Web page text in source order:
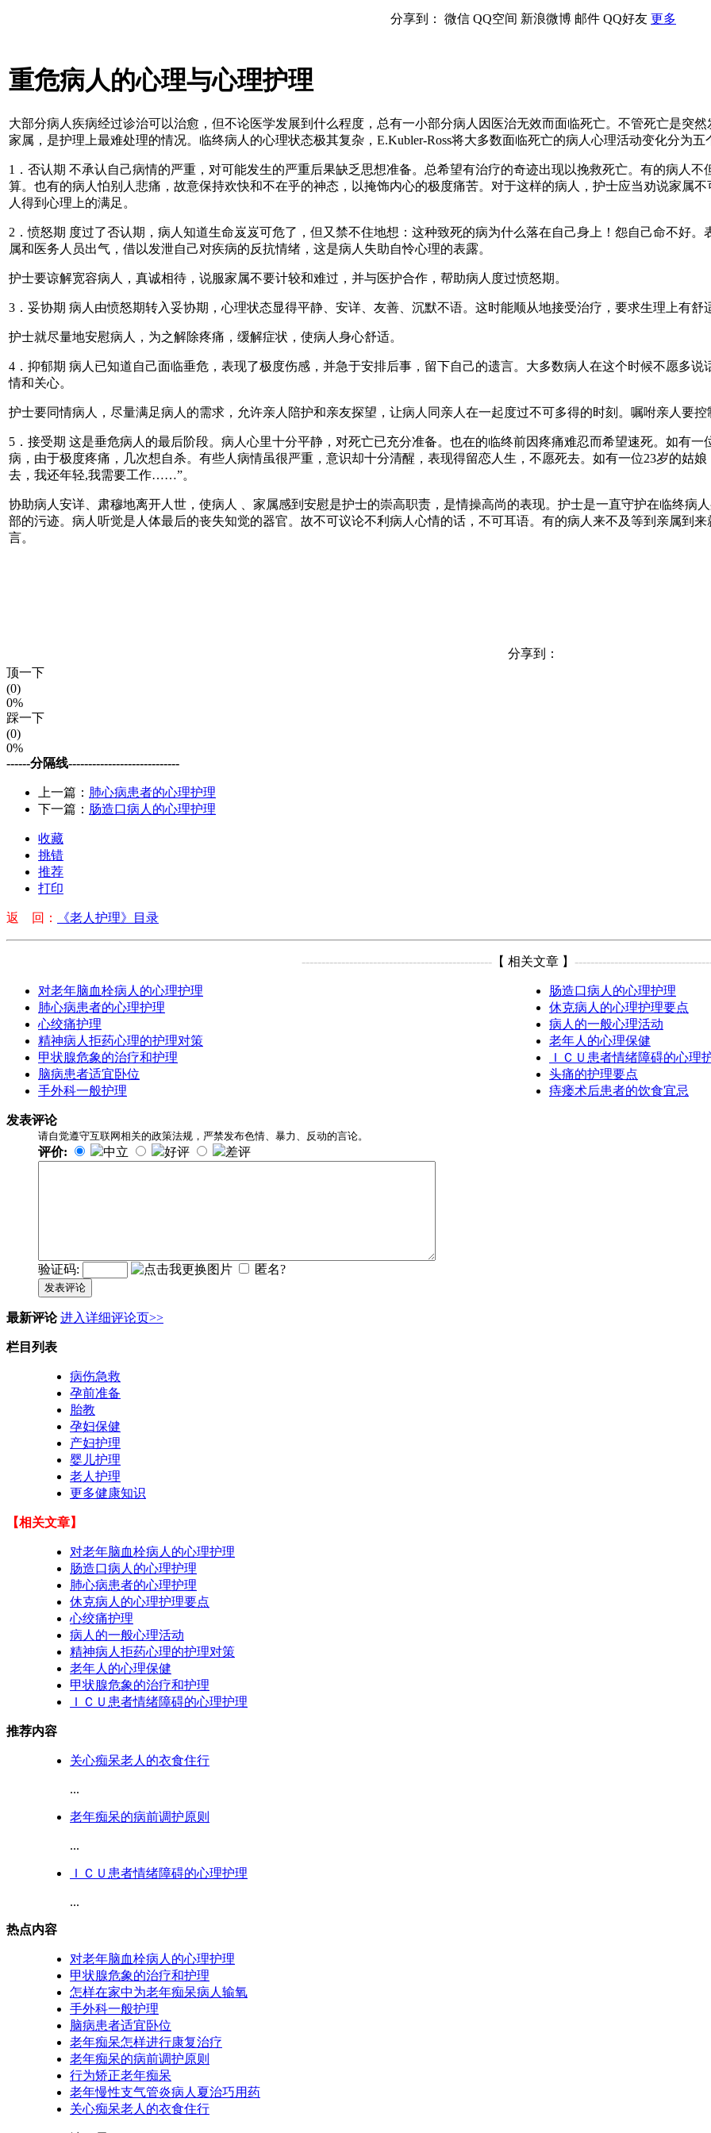
分享到： 微信 QQ空间 新浪微博 邮件 QQ好友 更多
重危病人的心理与心理护理
大部分病人疾病经过诊治可以治愈，但不论医学发展到什么程度，总有一小部分病人因医治无效而面临死亡。不管死亡是突
家属，是护理上最难处理的情况。临终病人的心理状态极其复杂，E.Kubler-Ross将大多数面临死亡的病人心理活动变化分为五
1．否认期 不承认自己病情的严重，对可能发生的严重后果缺乏思想准备。总希望有治疗的奇迹出现以挽救死亡。有的病人
算。也有的病人怕别人悲痛，故意保持欢快和不在乎的神态，以掩饰内心的极度痛苦。对于这样的病人，护士应当劝说家属
人得到心理上的满足。
2．愤怒期 度过了否认期，病人知道生命岌岌可危了，但又禁不住地想：这种致死的病为什么落在自己身上！怨自己命不好
属和医务人员出气，借以发泄自己对疾病的反抗情绪，这是病人失助自怜心理的表露。
护士要谅解宽容病人，真诚相待，说服家属不要计较和难过，并与医护合作，帮助病人度过愤怒期。
3．妥协期 病人由愤怒期转入妥协期，心理状态显得平静、安详、友善、沉默不语。这时能顺从地接受治疗，要求生理上有舒
护士就尽量地安慰病人，为之解除疼痛，缓解症状，使病人身心舒适。
4．抑郁期 病人已知道自己面临垂危，表现了极度伤感，并急于安排后事，留下自己的遗言。大多数病人在这个时候不愿多
情和关心。
护士要同情病人，尽量满足病人的需求，允许亲人陪护和亲友探望，让病人同亲人在一起度过不可多得的时刻。嘱咐亲人要控
5．接受期 这是垂危病人的最后阶段。病人心里十分平静，对死亡已充分准备。也在的临终前因疼痛难忍而希望速死。如有
病，由于极度疼痛，几次想自杀。有些人病情虽很严重，意识却十分清醒，表现得留恋人生，不愿死去。如有一位23岁的姑
去，我还年轻,我需要工作……”。
协助病人安详、肃穆地离开人世，使病人 、家属感到安慰是护士的崇高职责，是情操高尚的表现。护士是一直守护在临终病
部的污迹。病人听觉是人体最后的丧失知觉的器官。故不可议论不利病人心情的话，不可耳语。有的病人来不及等到亲属到
言。
分享到：
顶一下
(0)
0%
踩一下
(0)
0%
------分隔线----------------------------
上一篇： 肺心病患者的心理护理
下一篇： 肠造口病人的心理护理
收藏
挑错
推荐
打印
返 回： 《老人护理》目录
------------------------------------------------ 【 相关文章 】
对老年脑血栓病人的心理护理
肠造口病人的心理护理
肺心病患者的心理护理
休克病人的心理护理要点
心绞痛护理
病人的一般心理活动
精神病人拒药心理的护理对策
老年人的心理保健
甲状腺危象的治疗和护理
ＩＣＵ患者情绪障碍的心理
脑病患者适宜卧位
头痛的护理要点
手外科一般护理
痔瘘术后患者的饮食宜忌
发表评论
请自觉遵守互联网相关的政策法规，严禁发布色情、暴力、反动的言论。
评价: 中立 好评 差评
验证码: 匿名?
发表评论
最新评论 进入详细评论页>>
栏目列表
病伤急救
孕前准备
胎教
孕妇保健
产妇护理
婴儿护理
老人护理
更多健康知识
【相关文章】
对老年脑血栓病人的心理护理
肠造口病人的心理护理
肺心病患者的心理护理
休克病人的心理护理要点
心绞痛护理
病人的一般心理活动
精神病人拒药心理的护理对策
老年人的心理保健
甲状腺危象的治疗和护理
ＩＣＵ患者情绪障碍的心理护理
推荐内容
关心痴呆老人的衣食住行
...
老年痴呆的病前调护原则
...
ＩＣＵ患者情绪障碍的心理护理
...
热点内容
对老年脑血栓病人的心理护理
甲状腺危象的治疗和护理
怎样在家中为老年痴呆病人输氧
手外科一般护理
脑病患者适宜卧位
老年痴呆怎样进行康复治疗
老年痴呆的病前调护原则
行为矫正老年痴呆
老年慢性支气管炎病人夏治巧用药
关心痴呆老人的衣食住行